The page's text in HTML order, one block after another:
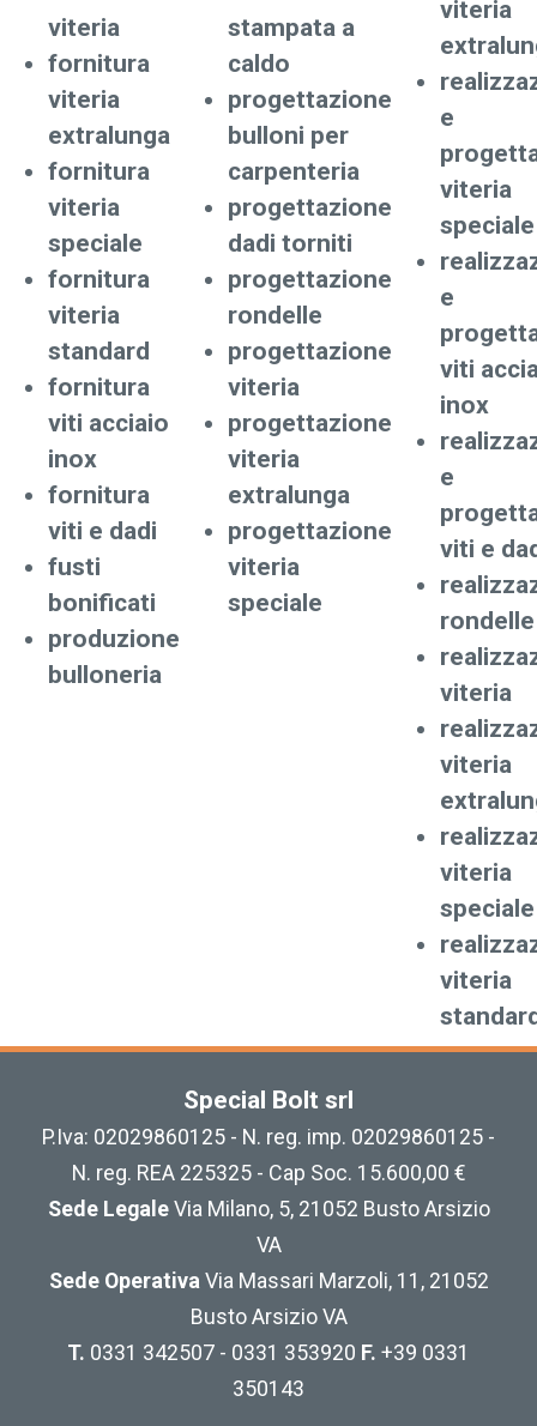
viteria
fornitura
viteria
extralunga
fornitura
viteria
speciale
fornitura
viteria
standard
fornitura
viti acciaio
inox
fornitura
viti e dadi
fusti
bonificati
produzione
bulloneria
stampata a
caldo
progettazione
bulloni per
carpenteria
progettazione
dadi torniti
progettazione
rondelle
progettazione
viteria
progettazione
viteria
extralunga
progettazione
viteria
speciale
viteria
e
viteria
speciale
e
viti
inox
e
viti e
rondelle
viteria
viteria
viteria
speciale
viteria
Special Bolt srl
P.Iva: 02029860125 - N. reg. imp. 02029860125 -
N. reg. REA 225325 - Cap Soc. 15.600,00 €
Sede LegaleVia Milano, 5, 21052 Busto Arsizio
VA
Sede Operativa Via Massari Marzoli, 11, 21052
Busto Arsizio VA
T. 0331 342507 - 0331 353920 F. +39 0331
350143